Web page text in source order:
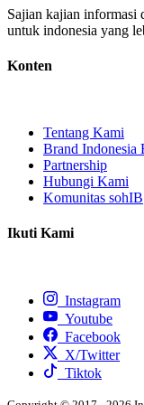
Sajian kajian informasi
untuk indonesia yang
Konten
Tentang Kami
Brand Indonesia
Partnership
Hubungi Kami
Komunitas sohIB
Ikuti Kami
Instagram
Youtube
Facebook
X/Twitter
Tiktok